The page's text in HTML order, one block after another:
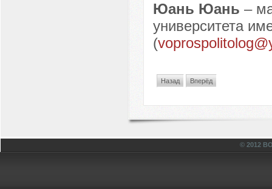
Юань Юань –
университета
(
Назад Вперёд
© 2012